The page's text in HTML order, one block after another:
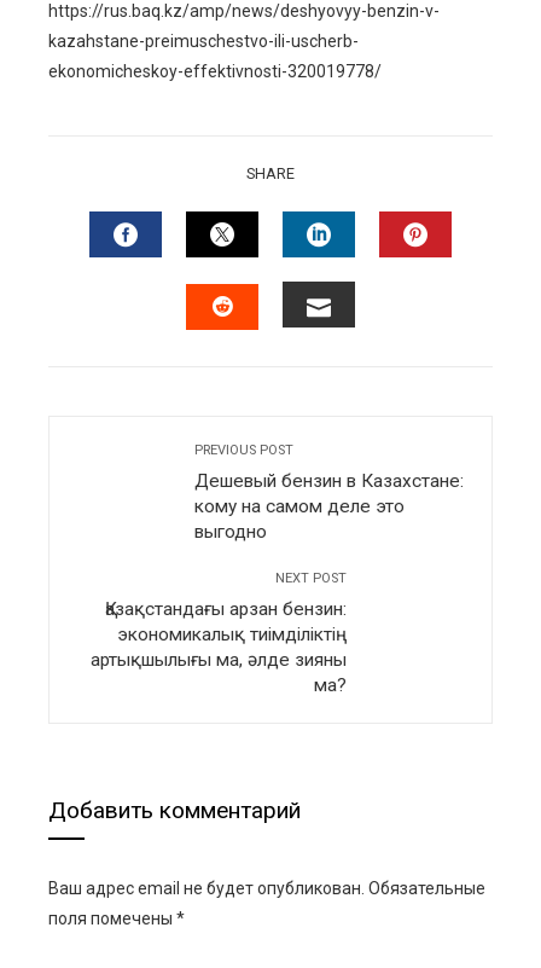
https://rus.baq.kz/amp/news/deshyovyy-benzin-v-
kazahstane-preimuschestvo-ili-uscherb-
ekonomicheskoy-effektivnosti-320019778/
SHARE
FACEBOOKTWITTERLINKEDIN
PREVIOUS POST
Дешевый бензин в Казахстане:
кому на самом деле это
выгодно
NEXT POST
Қазақстандағы арзан бензин:
экономикалық тиімділіктің
артықшылығы ма, әлде зияны
ма?
Добавить комментарий
Ваш адрес email не будет опубликован. Обязательные
поля помечены *